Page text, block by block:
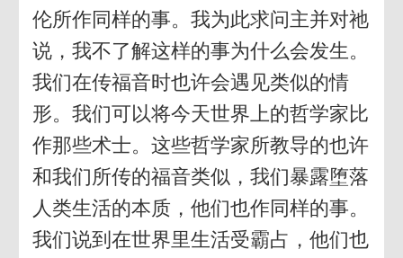
伦所作同样的事。我为此求问主并对祂
说，我不了解这样的事为什么会发生。
我们在传福音时也许会遇见类似的情
形。我们可以将今天世界上的哲学家比
作那些术士。这些哲学家所教导的也许
和我们所传的福音类似，我们暴露堕落
人类生活的本质，他们也作同样的事。
我们说到在世界里生活受霸占，他们也